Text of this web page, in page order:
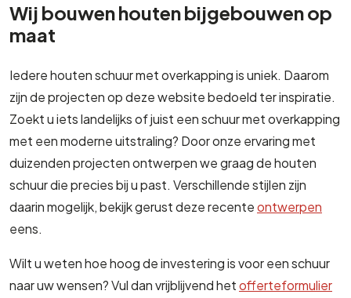
Wij bouwen houten bijgebouwen op
maat
Iedere houten schuur met overkapping is uniek. Daarom
zijn de projecten op deze website bedoeld ter inspiratie.
Zoekt u iets landelijks of juist een schuur met overkapping
met een moderne uitstraling? Door onze ervaring met
duizenden projecten ontwerpen we graag de houten
schuur die precies bij u past. Verschillende stijlen zijn
daarin mogelijk, bekijk gerust deze recenteontwerpen
eens.
Wilt u weten hoe hoog de investering is voor een schuur
naar uw wensen? Vul dan vrijblijvend hetofferteformulier